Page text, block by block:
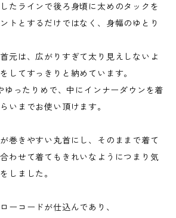
たラインで後ろ身頃に太めのタックを
トとするだけではなく、身幅のゆとり
元は、広がりすぎて太り見えしないよ
してすっきりと納めています。
ゆったりめで、中にインナーダウンを着
いまでお使い頂けます。
巻きやすい丸首にし、そのままで着て
わせて着てもきれいなようにつまり気
しました。
ーコードが仕込んであり、